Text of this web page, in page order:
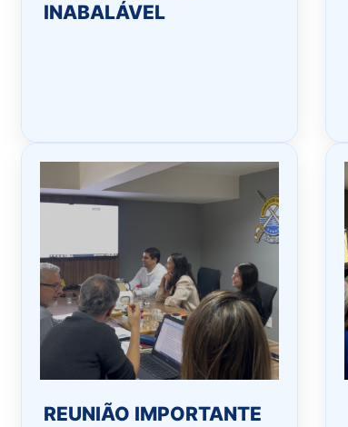
INABALÁVEL
REUNIÃO IMPORTANTE